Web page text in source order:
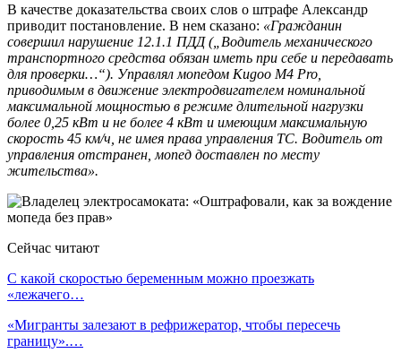
В качестве доказательства своих слов о штрафе Александр
приводит постановление. В нем сказано: «Гражданин
совершил нарушение 12.1.1 ПДД („Водитель механического
транспортного средства обязан иметь при себе и передавать
для проверки…“). Управлял мопедом Kugoo М4 Pro,
приводимым в движение электродвигателем номинальной
максимальной мощностью в режиме длительной нагрузки
более 0,25 кВт и не более 4 кВт и имеющим максимальную
скорость 45 км/ч, не имея права управления ТС. Водитель от
управления отстранен, мопед доставлен по месту
жительства».
Сейчас читают
С какой скоростью беременным можно проезжать
«лежачего…
«Мигранты залезают в рефрижератор, чтобы пересечь
границу».…